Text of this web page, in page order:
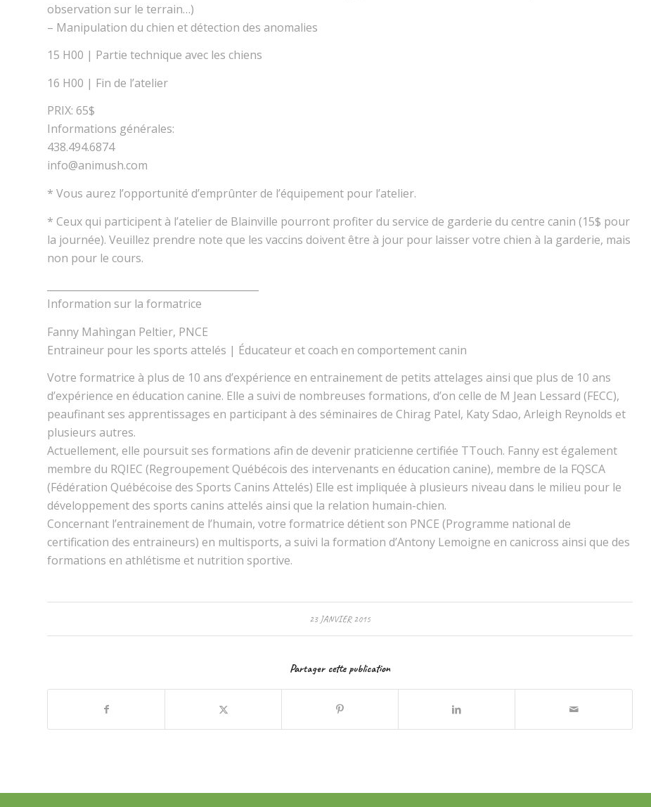
observation sur le terrain…)
– Manipulation du chien et détection des anomalies
15 H00 | Partie technique avec les chiens
16 H00 | Fin de l’atelier
PRIX: 65$
Informations générales:
438.494.6874
info@animush.com
* Vous aurez l’opportunité d’emprûnter de l’équipement pour l’atelier.
* Ceux qui participent à l’atelier de Blainville pourront profiter du service de garderie du centre canin (15$ pour
la journée). Veuillez prendre note que les vaccins doivent être à jour pour laisser votre chien à la garderie, mais
non pour le cours.
Information sur la formatrice
Fanny Mahìngan Peltier, PNCE
Entraineur pour les sports attelés | Éducateur et coach en comportement canin
Votre formatrice à plus de 10 ans d’expérience en entrainement de petits attelages ainsi que plus de 10 ans
d’expérience en éducation canine. Elle a suivi de nombreuses formations, d’on celle de M Jean Lessard (FECC),
peaufinant ses apprentissages en participant à des séminaires de Chirag Patel, Katy Sdao, Arleigh Reynolds et
plusieurs autres.
Actuellement, elle poursuit ses formations afin de devenir praticienne certifiée TTouch. Fanny est également
membre du RQIEC (Regroupement Québécois des intervenants en éducation canine), membre de la FQSCA
(Fédération Québécoise des Sports Canins Attelés) Elle est impliquée à plusieurs niveau dans le milieu pour le
développement des sports canins attelés ainsi que la relation humain-chien.
Concernant l’entrainement de l’humain, votre formatrice détient son PNCE (Programme national de
certification des entraineurs) en multisports, a suivi la formation d’Antony Lemoigne en canicross ainsi que des
formations en athlétisme et nutrition sportive.
23 JANVIER 2015
Partager cette publication